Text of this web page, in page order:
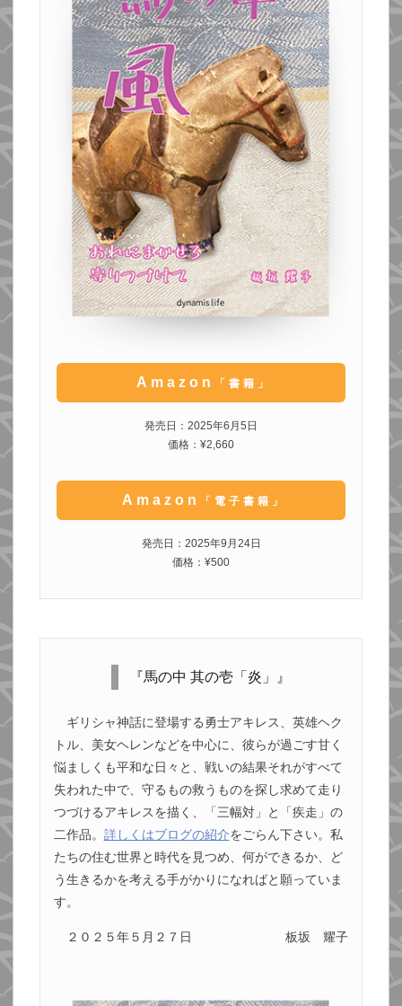
Amazon 「書籍」
発売日：2025年6月5日
価格：¥2,660
Amazon 「電子書籍」
発売日：2025年9月24日
価格：¥500
『馬の中 其の壱「炎」』
ギリシャ神話に登場する勇士アキレス、英雄ヘク
トル、美女ヘレンなどを中心に、彼らが過ごす甘く
悩ましくも平和な日々と、戦いの結果それがすべて
失われた中で、守るもの救うものを探し求めて走り
つづけるアキレスを描く、「三幅対」と「疾走」の
二作品。 詳しくはブログの紹介をごらん下さい。私
たちの住む世界と時代を見つめ、何ができるか、ど
う生きるかを考える手がかりになればと願っていま
す。
２０２５年５月２７日 板坂 耀子